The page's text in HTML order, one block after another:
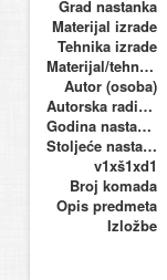
Grad nastanka
Materijal izrade
Tehnika izrade
Materijal/tehnika
Autor (osoba)
Autorska radionica (proizvođač)
Godina nastanka
Stoljeće nastanka
v1xš1xd1
Broj komada
Opis predmeta
Izložbe